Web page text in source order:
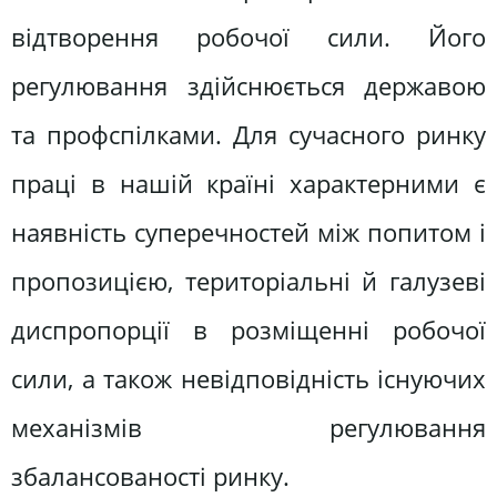
відтворення робочої сили. Його
регулювання здійснюється державою
та профспілками. Для сучасного ринку
праці в нашій країні характерними є
наявність суперечностей між попитом і
пропозицією, територіальні й галузеві
диспропорції в розміщенні робочої
сили, а також невідповідність існуючих
механізмів регулювання
збалансованості ринку.